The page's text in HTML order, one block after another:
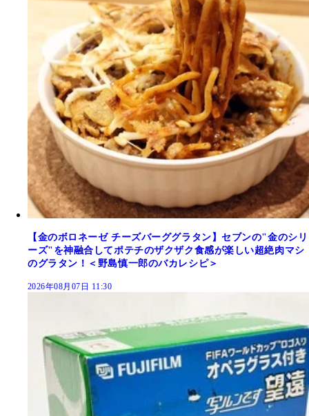
【金のボロネーゼ チーズバーググラタン】セブンの"金のシリ
ーズ"を神融合してポテチのザクザク食感が楽しい超絶肉マシ
のグラタン！＜野島慎一郎のバカレシピ＞
2026年08月07日 11:30